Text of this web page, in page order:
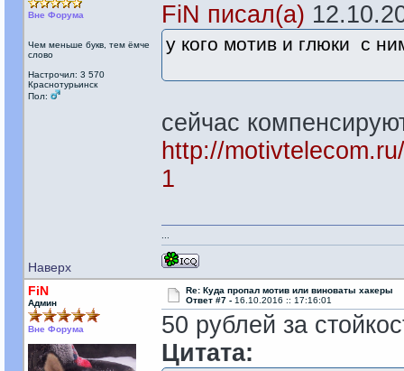
Вне Форума
Чем меньше букв, тем ёмче
слово
Настрочил: 3 570
Краснотурьинск
Пол:
FiN писал(а)
у кого мотив и глюки с
сейчас
http://
1
Наверх
FiN
Админ
Вне Форума
Re: Куда пропал мотив или виноваты хакеры
Ответ #7 - 16.10.2016 :: 17:16:01
50 рублей за
Цитата: